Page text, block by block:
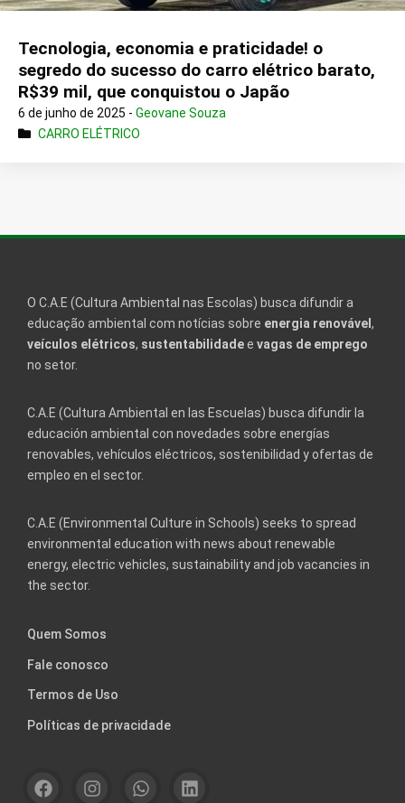
Tecnologia, economia e praticidade! o
segredo do sucesso do carro elétrico barato,
R$39 mil, que conquistou o Japão
6 de junho de 2025 - Geovane Souza
CARRO ELÉTRICO
O C.A.E (Cultura Ambiental nas Escolas) busca difundir a
educação ambiental com notícias sobre energia renovável ,
veículos elétricos, sustentabilidadee vagas de emprego
no setor.
C.A.E (Cultura Ambiental en las Escuelas) busca difundir la
educación ambiental con novedades sobre energías
renovables, vehículos eléctricos, sostenibilidad y ofertas de
empleo en el sector.
C.A.E (Environmental Culture in Schools) seeks to spread
environmental education with news about renewable
energy, electric vehicles, sustainability and job vacancies in
the sector.
Quem Somos
Fale conosco
Termos de Uso
Políticas de privacidade